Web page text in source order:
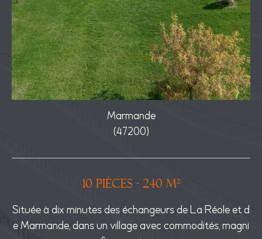
Marmande
(47200)
10 pièces - 240 m²
Située à dix minutes des échangeurs de La Réole et d
e Marmande, dans un village avec commodités, magni